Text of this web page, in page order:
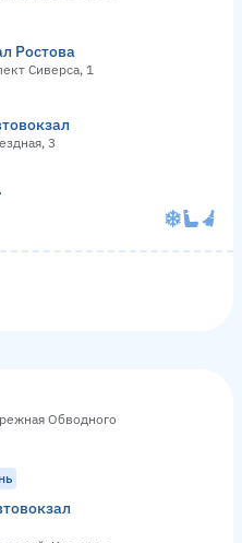
Ростова
Сиверса, 1
3
Обводного